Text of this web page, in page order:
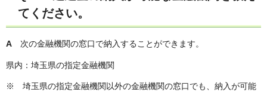
てください。
A 次の金融機関の窓口で納入することができます。
県内：埼玉県の指定金融機関
※ 埼玉県の指定金融機関以外の金融機関の窓口でも、納入が可能